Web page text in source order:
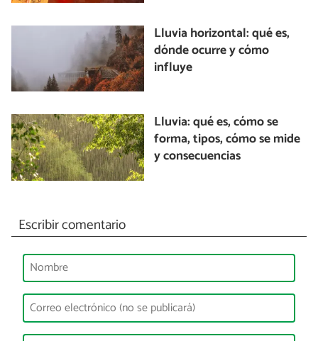
Lluvia horizontal: qué es,
dónde ocurre y cómo
influye
Lluvia: qué es, cómo se
forma, tipos, cómo se mide
y consecuencias
Escribir comentario